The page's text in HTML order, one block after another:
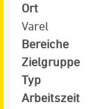
Ort
Varel
Bereiche
Zielgruppe
Typ
Arbeitszeit